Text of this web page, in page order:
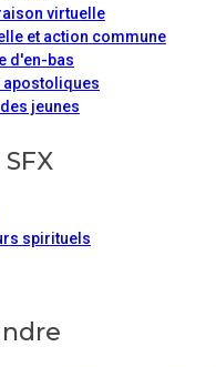
virtuelle
et action commune
d'en-bas
apostoliques
jeunes
spirituels